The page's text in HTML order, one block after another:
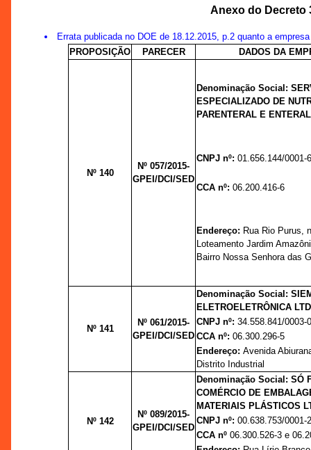
Anexo do Decreto
Errata publicada no DOE de 18.12.2015, p.2 quanto a
PROPOSIÇÃO
PARECER DADOS DA
Nº 140
Nº 057/2015-
GPEI/DCI/SED
Denominação Social:
ESPECIALIZADO DE
PARENTERAL E
CNPJ nº:01.656.144/0001-
CCA nº:06.200.416-6
Endereço: Rua Rio Purus,
Loteamento Jardim
Bairro Nossa Senhora das
Nº 141
Nº 061/2015-
GPEI/DCI/SED
Denominação Social:
ELETROELETRÔNICA
CNPJ nº:34.558.841/0003-
CCA nº:06.300.296-5
Endereço:Avenida
Distrito Industrial
Nº 142
Nº 089/2015-
GPEI/DCI/SED
Denominação Social: SÓ
COMÉRCIO DE
MATERIAIS PLÁSTICOS
CNPJ nº:00.638.753/0001-
CCA nº06.300.526-3 e